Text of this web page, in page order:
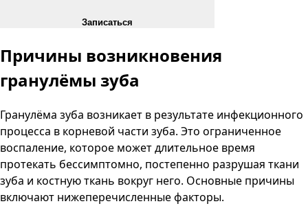
Записаться
Причины возникновения
гранулёмы зуба
Гранулёма зуба возникает в результате инфекционного
процесса в корневой части зуба. Это ограниченное
воспаление, которое может длительное время
протекать бессимптомно, постепенно разрушая ткани
зуба и костную ткань вокруг него. Основные причины
включают нижеперечисленные факторы.